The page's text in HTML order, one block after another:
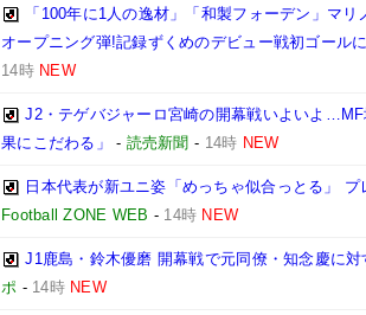
「100年に1人の逸材」「和製フォーデン」マ
オープニング弾!記録ずくめのデビュー戦初ゴール
14時 NEW
J2・テゲバジャーロ宮崎の開幕戦いよいよ
果にこだわる」
- 読売新聞 - 14時 NEW
日本代表が新ユニ姿「めっちゃ似合っとる」
Football ZONE WEB - 14時 NEW
J1鹿島・鈴木優磨 開幕戦で元同僚・知念慶に
ポ - 14時 NEW